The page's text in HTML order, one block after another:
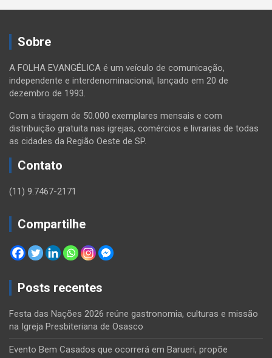
Sobre
A FOLHA EVANGÉLICA é um veículo de comunicação,
independente e interdenominacional, lançado em 20 de
dezembro de 1993.
Com a tiragem de 50.000 exemplares mensais e com
distribuição gratuita nas igrejas, comércios e livrarias de todas
as cidades da Região Oeste de SP.
Contato
(11) 9.7467-2171
Compartilhe
Posts recentes
Festa das Nações 2026 reúne gastronomia, culturas e missão
na Igreja Presbiteriana de Osasco
Evento Bem Casados que ocorrerá em Barueri, propõe